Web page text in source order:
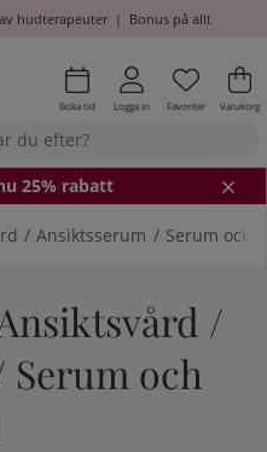
hudterapeuter| Bonus på allt
Boka tid Logga in Antal i
.
Favoriter .
Varukorg
25% rabatt
Ansiktsserum Serum och
/
och